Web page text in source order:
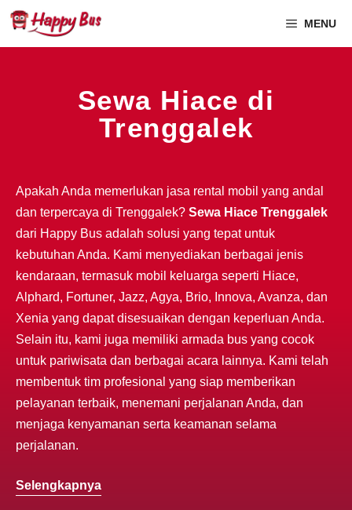
MENU
Sewa Hiace di
Trenggalek
Apakah Anda memerlukan jasa rental mobil yang andal
dan terpercaya di Trenggalek? Sewa Hiace Trenggalek
dari Happy Bus adalah solusi yang tepat untuk
kebutuhan Anda. Kami menyediakan berbagai jenis
kendaraan, termasuk mobil keluarga seperti Hiace,
Alphard, Fortuner, Jazz, Agya, Brio, Innova, Avanza, dan
Xenia yang dapat disesuaikan dengan keperluan Anda.
Selain itu, kami juga memiliki armada bus yang cocok
untuk pariwisata dan berbagai acara lainnya. Kami telah
membentuk tim profesional yang siap memberikan
pelayanan terbaik, menemani perjalanan Anda, dan
menjaga kenyamanan serta keamanan selama
perjalanan.
Selengkapnya